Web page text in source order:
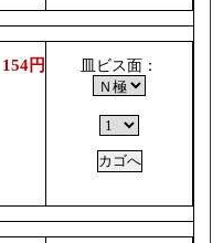
154円 皿ビス面：